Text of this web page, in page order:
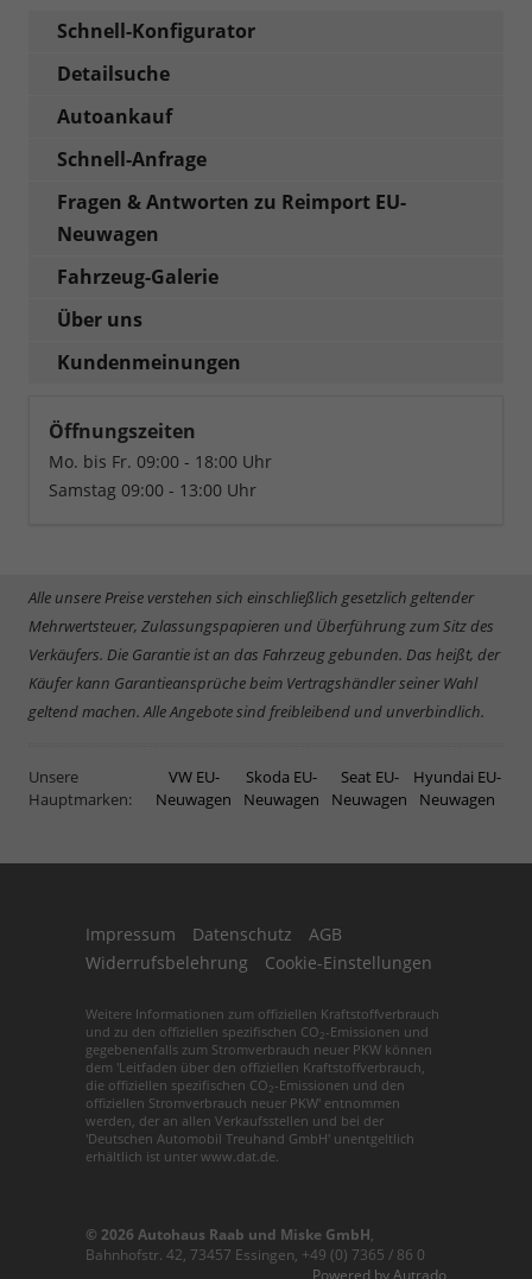
Schnell-Konfigurator
Detailsuche
Autoankauf
Schnell-Anfrage
Fragen & Antworten zu Reimport EU-
Neuwagen
Fahrzeug-Galerie
Über uns
Kundenmeinungen
Öffnungszeiten
Mo. bis Fr. 09:00 - 18:00 Uhr
Samstag 09:00 - 13:00 Uhr
Alle unsere Preise verstehen sich einschließlich gesetzlich geltender
Mehrwertsteuer, Zulassungspapieren und Überführung zum Sitz des
Verkäufers. Die Garantie ist an das Fahrzeug gebunden. Das heißt, der
Käufer kann Garantieansprüche beim Vertragshändler seiner Wahl
geltend machen. Alle Angebote sind freibleibend und unverbindlich.
Unsere
Hauptmarken:
VW EU-
Neuwagen
Skoda EU-
Neuwagen
Seat EU-
Neuwagen
Hyundai EU-
Neuwagen
Impressum Datenschutz
AGB
Widerrufsbelehrung
Cookie-Einstellungen
Weitere Informationen zum offiziellen Kraftstoffverbrauch
und zu den offiziellen spezifischen CO2 -Emissionen und
gegebenenfalls zum Stromverbrauch neuer PKW können
dem 'Leitfaden über den offiziellen Kraftstoffverbrauch,
die offiziellen spezifischen CO2 -Emissionen und den
offiziellen Stromverbrauch neuer PKW' entnommen
werden, der an allen Verkaufsstellen und bei der
'Deutschen Automobil Treuhand GmbH' unentgeltlich
erhältlich ist unter www.dat.de.
© 2026 Autohaus Raab und Miske GmbH,
Bahnhofstr. 42, 73457 Essingen, +49 (0) 7365 / 86 0
Powered by Autrado